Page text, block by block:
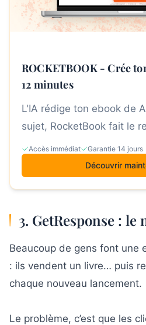
ROCKETBOOK - Crée
12 minutes
L'IA rédige ton ebook de
sujet, RocketBook fait le
Accès immédiat Garantie 14 jours
Découvrir
3. GetResponse : le
Beaucoup de gens font une
: ils vendent un livre… puis
chaque nouveau lancement.
Le problème, c’est que les